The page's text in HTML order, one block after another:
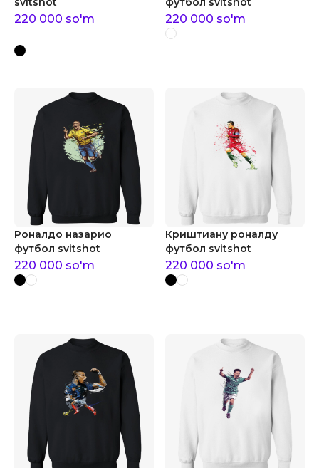
220 000 so'm 220 000 so'm
Роналдо назарио
футбол svitshot
220 000 so'm
Криштиану роналду
футбол svitshot
220 000 so'm